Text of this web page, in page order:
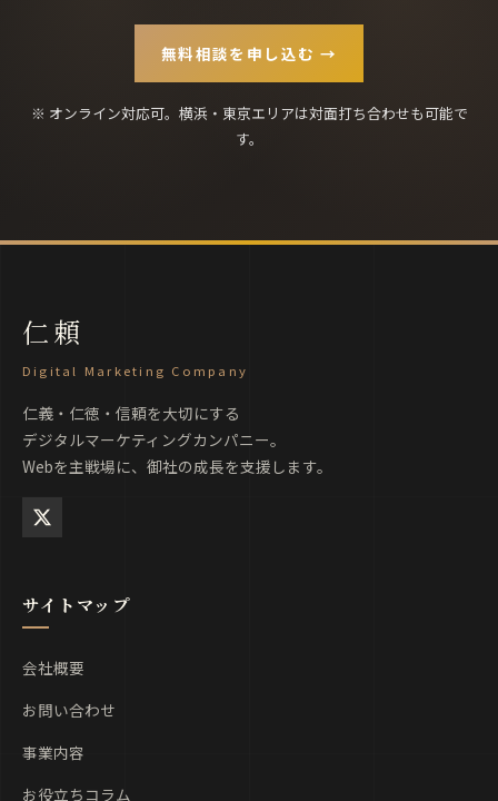
無料相談を申し込む →
※ オンライン対応可。横浜・東京エリアは対面打ち合わせも可能で
す。
仁頼
Digital Marketing Company
仁義・仁徳・信頼を大切にする
デジタルマーケティングカンパニー。
Webを主戦場に、御社の成長を支援します。
サイトマップ
会社概要
お問い合わせ
事業内容
お役立ちコラム